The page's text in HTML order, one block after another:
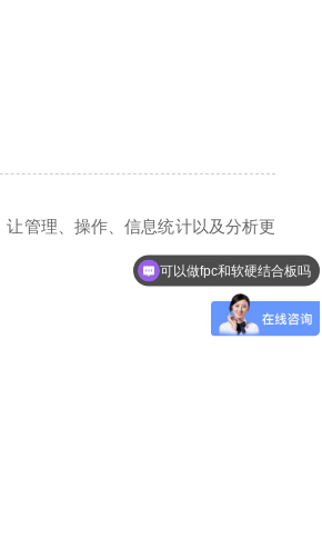
管理、操作、信息统计以及分析更
可以做fpc和软硬结合板吗